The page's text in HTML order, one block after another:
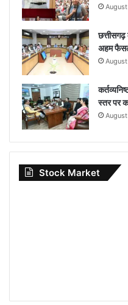
अहम
स्तर पर
Stock Market